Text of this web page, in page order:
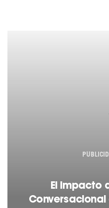
El Impacto
Conversacional